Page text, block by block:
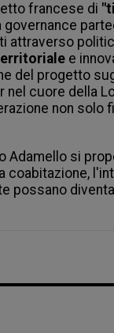
francese di
attraverso
e
del progetto
nel cuore della
non solo
Adamello si
coabitazione,
possano